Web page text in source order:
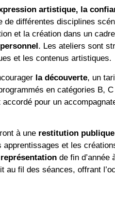
artistique, la
différentes disciplines
et la création dans un
. Les ateliers sont
et les contenus artistiques.
la découverte, un
en catégories B,
pour un
à une restitution publique
et les
représentation de fin d’année
au fil des séances, offrant